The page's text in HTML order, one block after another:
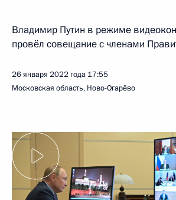
Владимир Путин в режиме
провёл совещание с членами
26 января 2022 года 17:55
Московская область, Ново-Огарёво